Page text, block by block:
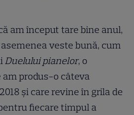
am început tare bine anul,
veste bună, cum
Duelului pianelor, o
am produs-o câteva
şi care revine în grila de
fiecare timpul a